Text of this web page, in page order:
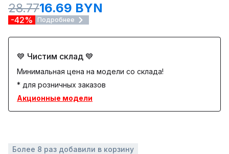
28.7716.69 BYN
-42% Подробнее
💙 Чистим склад 💙
Минимальная цена на модели со склада!
* для розничных заказов
Акционные модели
Более 8 раз добавили в корзину